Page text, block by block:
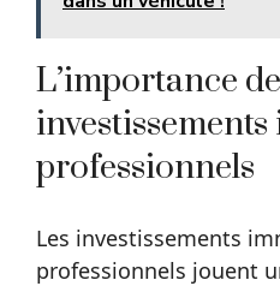
L’importance
professionnels
Les investissements
professionnels jouent